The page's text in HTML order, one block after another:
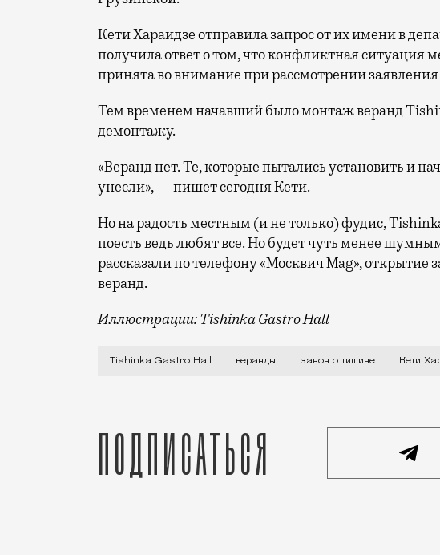
Кети Хараидзе отправила запрос от их имени в
получила ответ о том, что конфликтная ситуация
принята во внимание при рассмотрении
Тем временем начавший было монтаж веранд
демонтажу.
«Веранд нет. Те, которые пытались установить и
унесли», — пишет сегодня Кети.
Но на радость местным (и не только) фудис,
поесть ведь любят все. Но будет чуть менее
рассказали по телефону «Москвич Mag», открытие
веранд.
Иллюстрации: Tishinka Gastro Hall
Москвичи за последние несколько лет
Tishinka Gastro Hall веранды закон о тишине Кети
Подписаться